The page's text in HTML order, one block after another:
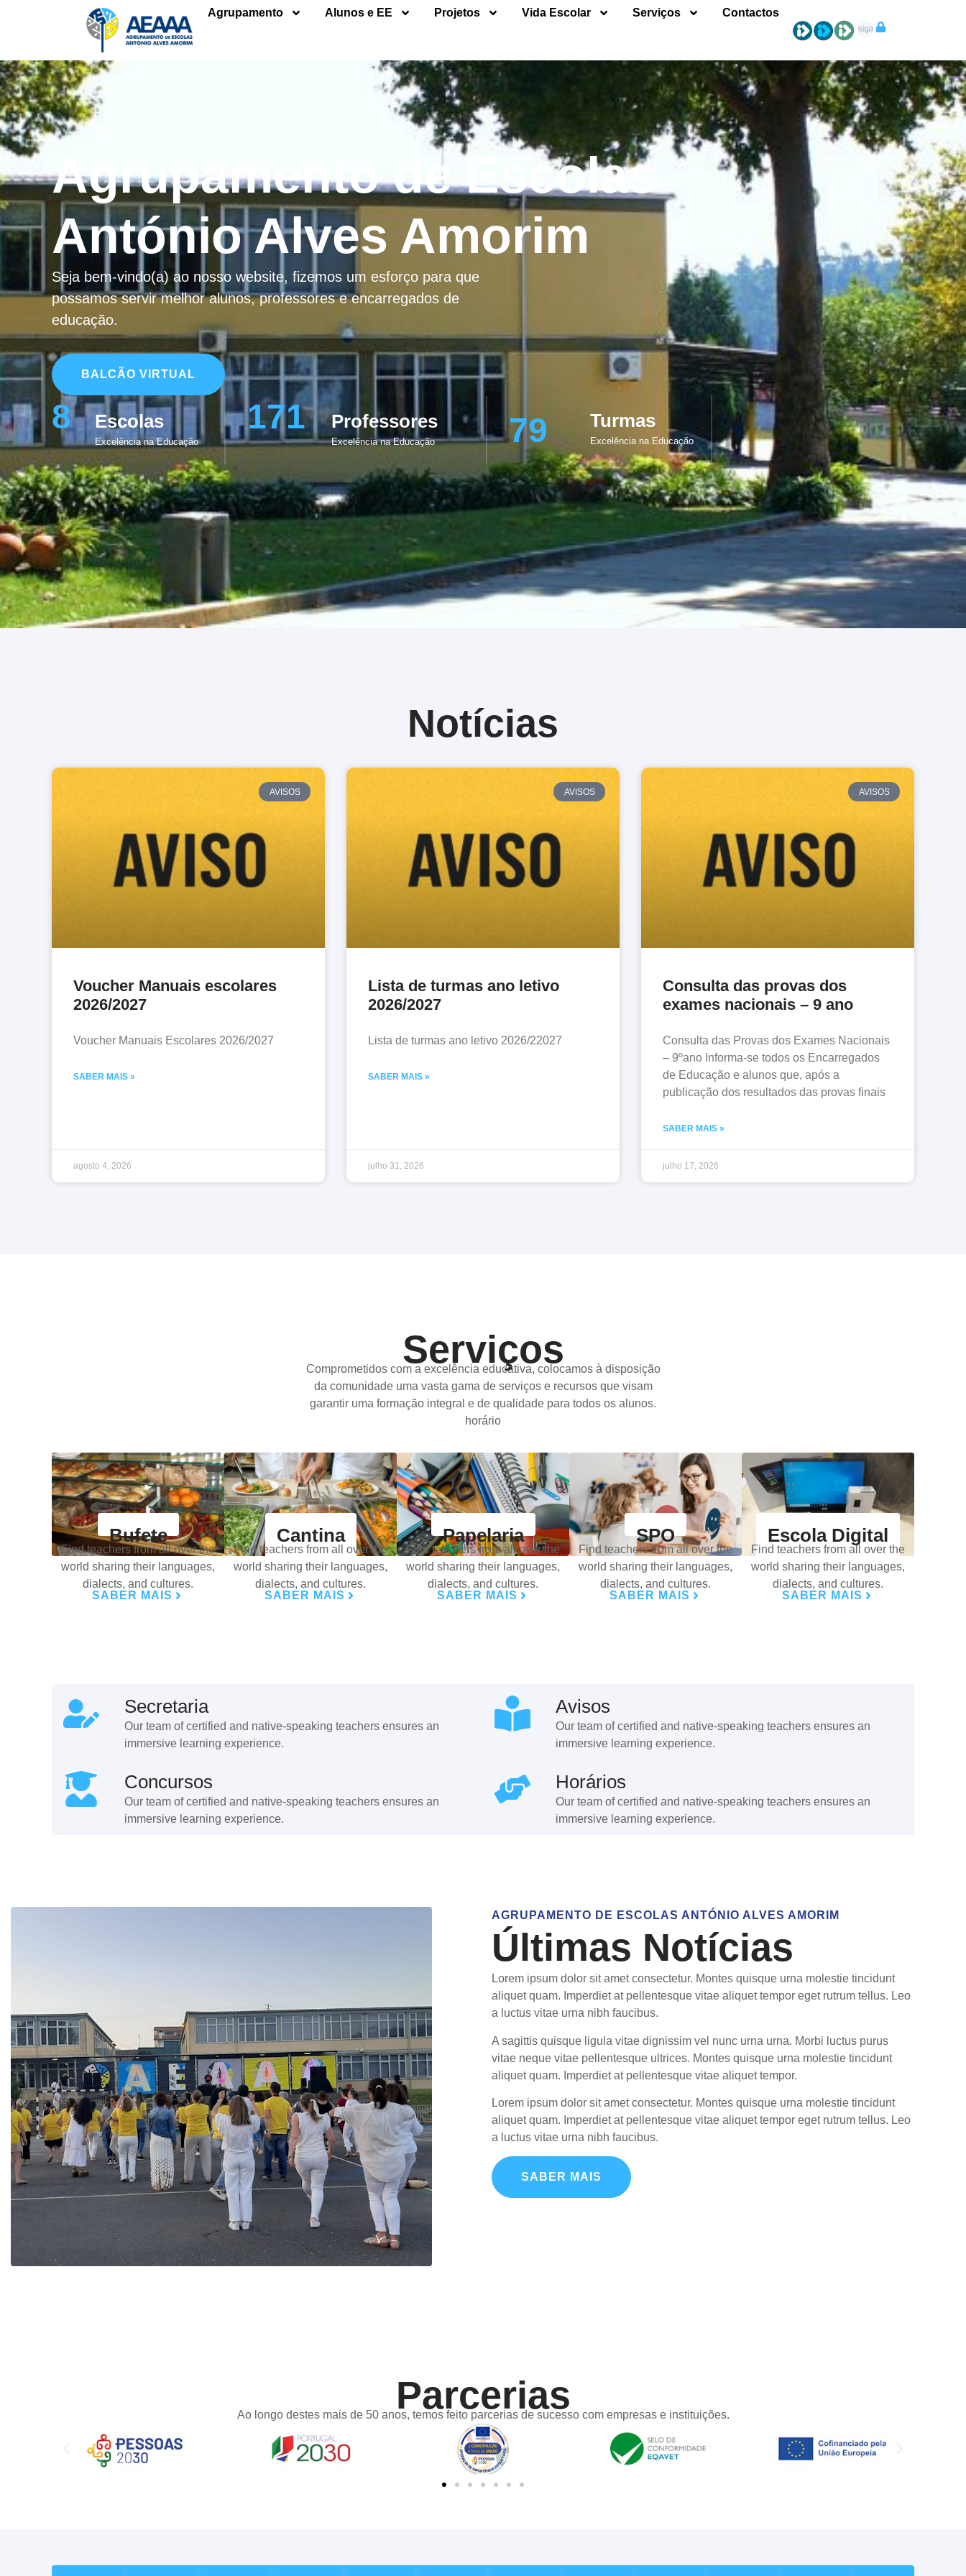
Agrupamento Alunos e EE Projetos Vida Escolar Serviços Contactos
Agrupamento de Escolas
António Alves Amorim
Seja bem-vindo(a) ao nosso website, fizemos um esforço para que
possamos servir melhor alunos, professores e encarregados de
educação.
BALCÃO VIRTUAL
8 Escolas
Excelência na Educação
171 Professores
Excelência na Educação 79 Turmas
Excelência na Educação
Notícias
AVISOS
Voucher Manuais escolares
2026/2027
Voucher Manuais Escolares 2026/2027
SABER MAIS »
agosto 4, 2026
AVISOS
Lista de turmas ano letivo
2026/2027
Lista de turmas ano letivo 2026/22027
SABER MAIS »
julho 31, 2026
AVISOS
Consulta das provas dos
exames nacionais – 9 ano
Consulta das Provas dos Exames Nacionais
– 9ºano Informa-se todos os Encarregados
de Educação e alunos que, após a
publicação dos resultados das provas finais
SABER MAIS »
julho 17, 2026
Serviços
Comprometidos com a excelência educativa, colocamos à disposição
da comunidade uma vasta gama de serviços e recursos que visam
garantir uma formação integral e de qualidade para todos os alunos.
horário
Bufete
Find teachers from all over the
world sharing their languages,
dialects, and cultures.
SABER MAIS
Cantina
Find teachers from all over the
world sharing their languages,
dialects, and cultures.
SABER MAIS
Papelaria
Find teachers from all over the
world sharing their languages,
dialects, and cultures.
SABER MAIS
SPO
Find teachers from all over the
world sharing their languages,
dialects, and cultures.
SABER MAIS
Escola Digital
Find teachers from all over the
world sharing their languages,
dialects, and cultures.
SABER MAIS
Secretaria
Our team of certified and native-speaking teachers ensures an
immersive learning experience.
Avisos
Our team of certified and native-speaking teachers ensures an
immersive learning experience.
Concursos
Our team of certified and native-speaking teachers ensures an
immersive learning experience.
Horários
Our team of certified and native-speaking teachers ensures an
immersive learning experience.
AGRUPAMENTO DE ESCOLAS ANTÓNIO ALVES AMORIM
Últimas Notícias
Lorem ipsum dolor sit amet consectetur. Montes quisque urna molestie tincidunt
aliquet quam. Imperdiet at pellentesque vitae aliquet tempor eget rutrum tellus. Leo
a luctus vitae urna nibh faucibus.
A sagittis quisque ligula vitae dignissim vel nunc urna urna. Morbi luctus purus
vitae neque vitae pellentesque ultrices. Montes quisque urna molestie tincidunt
aliquet quam. Imperdiet at pellentesque vitae aliquet tempor.
Lorem ipsum dolor sit amet consectetur. Montes quisque urna molestie tincidunt
aliquet quam. Imperdiet at pellentesque vitae aliquet tempor eget rutrum tellus. Leo
a luctus vitae urna nibh faucibus.
SABER MAIS
Parcerias
Ao longo destes mais de 50 anos, temos feito parcerias de sucesso com empresas e instituições.